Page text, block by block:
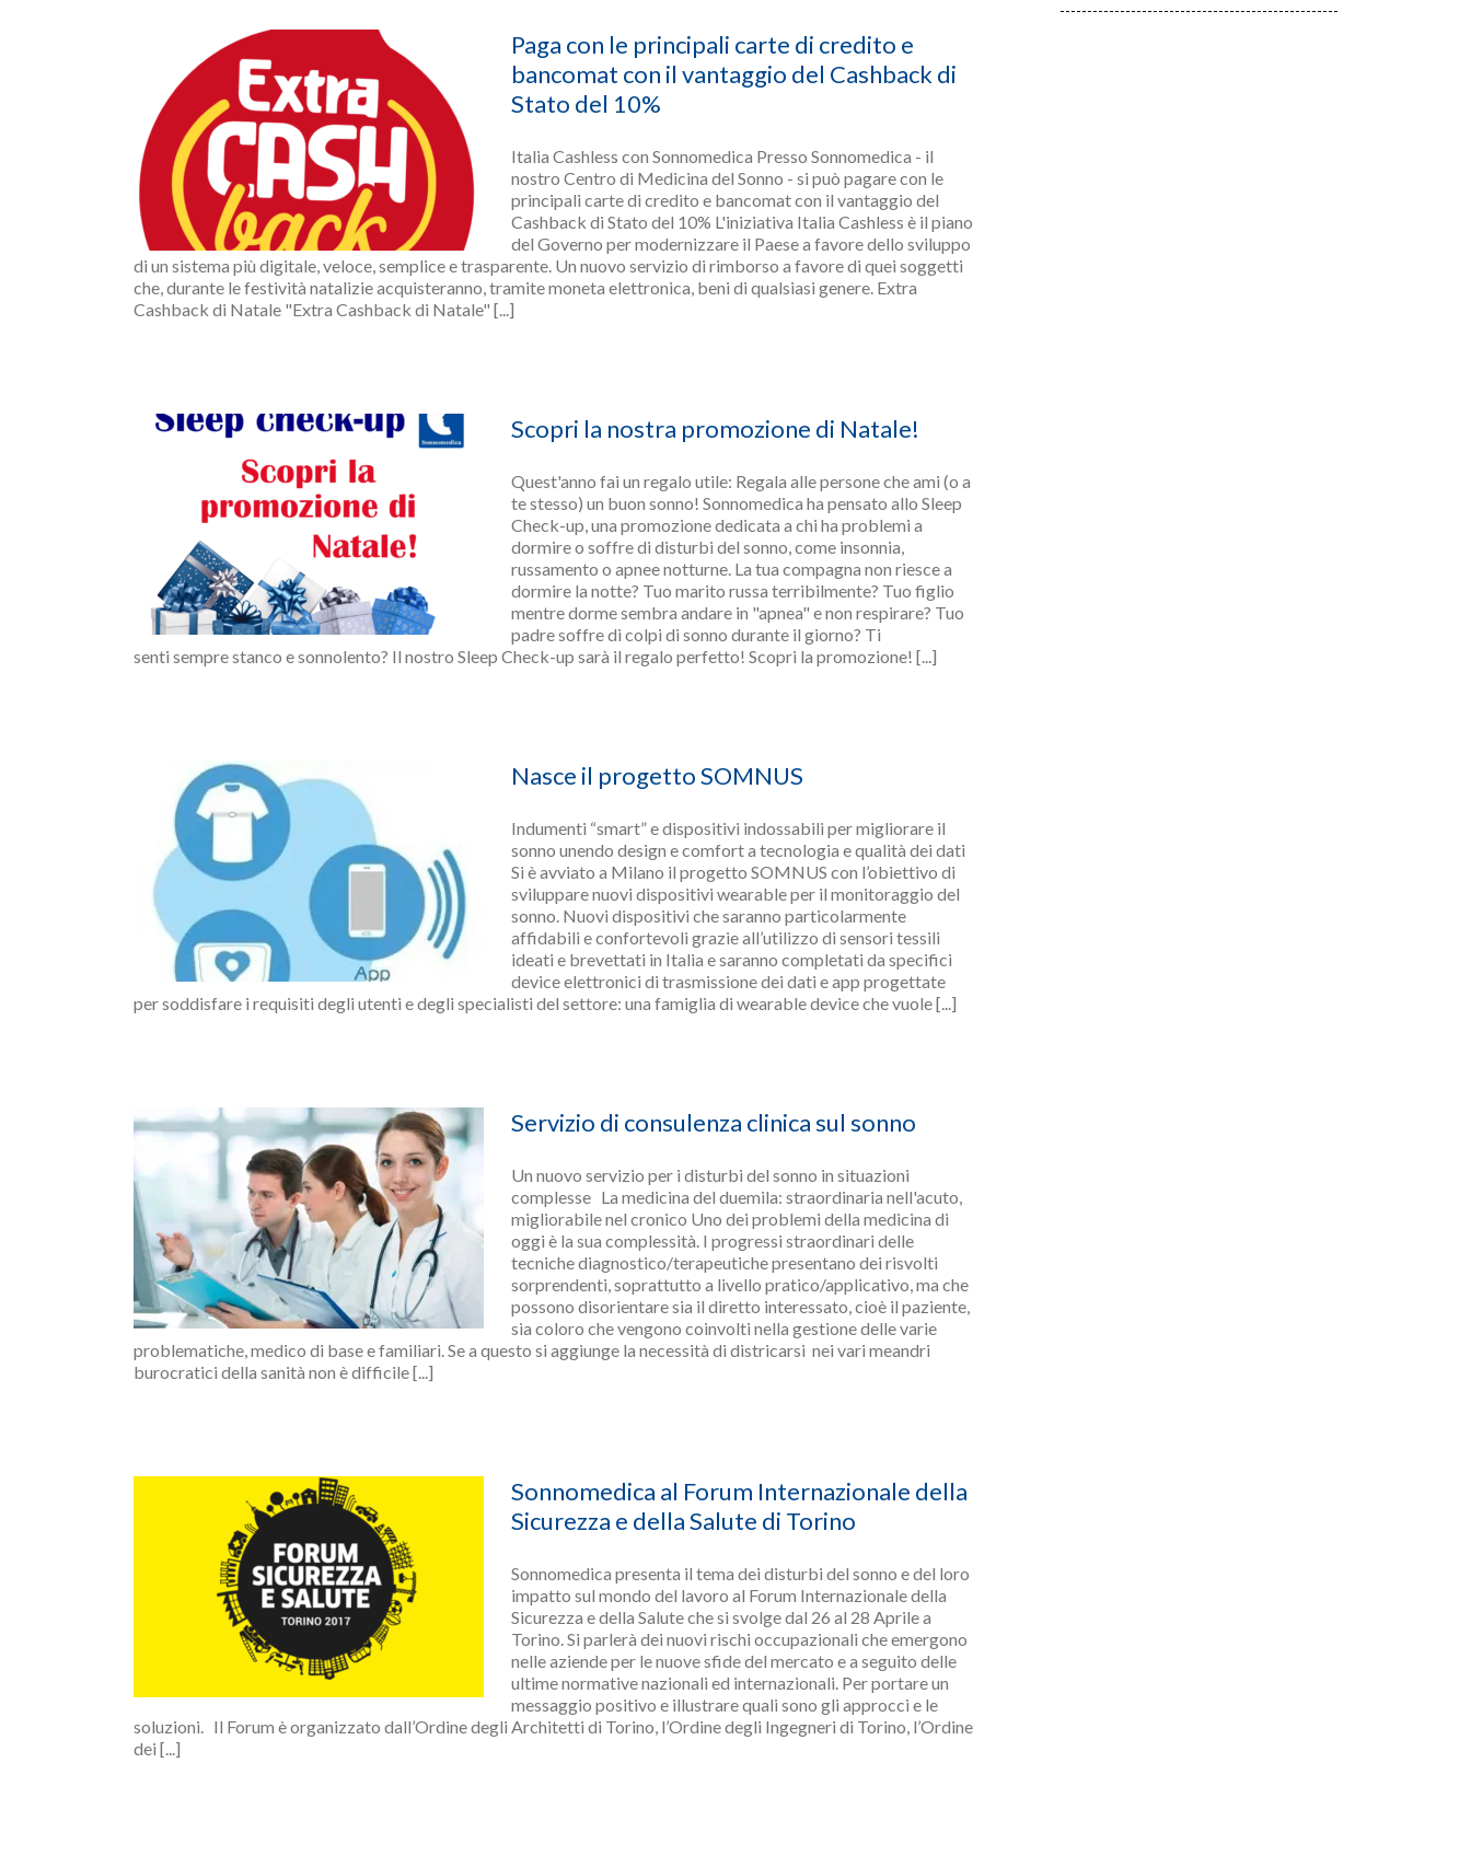
Paga con le principali carte di credito e
bancomat con il vantaggio del Cashback di
Stato del 10%
Italia Cashless con Sonnomedica Presso Sonnomedica - il
nostro Centro di Medicina del Sonno - si può pagare con le
principali carte di credito e bancomat con il vantaggio del
Cashback di Stato del 10% L'iniziativa Italia Cashless è il piano
del Governo per modernizzare il Paese a favore dello sviluppo
di un sistema più digitale, veloce, semplice e trasparente. Un nuovo servizio di rimborso a favore di quei soggetti
che, durante le festività natalizie acquisteranno, tramite moneta elettronica, beni di qualsiasi genere. Extra
Cashback di Natale "Extra Cashback di Natale" [...]
Scopri la nostra promozione di Natale!
Quest'anno fai un regalo utile: Regala alle persone che ami (o a
te stesso) un buon sonno! Sonnomedica ha pensato allo Sleep
Check-up, una promozione dedicata a chi ha problemi a
dormire o soffre di disturbi del sonno, come insonnia,
russamento o apnee notturne. La tua compagna non riesce a
dormire la notte? Tuo marito russa terribilmente? Tuo figlio
mentre dorme sembra andare in "apnea" e non respirare? Tuo
padre soffre di colpi di sonno durante il giorno? Ti
senti sempre stanco e sonnolento? Il nostro Sleep Check-up sarà il regalo perfetto! Scopri la promozione! [...]
Nasce il progetto SOMNUS
Indumenti “smart” e dispositivi indossabili per migliorare il
sonno unendo design e comfort a tecnologia e qualità dei dati
Si è avviato a Milano il progetto SOMNUS con l’obiettivo di
sviluppare nuovi dispositivi wearable per il monitoraggio del
sonno. Nuovi dispositivi che saranno particolarmente
affidabili e confortevoli grazie all’utilizzo di sensori tessili
ideati e brevettati in Italia e saranno completati da specifici
device elettronici di trasmissione dei dati e app progettate
per soddisfare i requisiti degli utenti e degli specialisti del settore: una famiglia di wearable device che vuole [...]
Servizio di consulenza clinica sul sonno
Un nuovo servizio per i disturbi del sonno in situazioni
complesse La medicina del duemila: straordinaria nell'acuto,
migliorabile nel cronico Uno dei problemi della medicina di
oggi è la sua complessità. I progressi straordinari delle
tecniche diagnostico/terapeutiche presentano dei risvolti
sorprendenti, soprattutto a livello pratico/applicativo, ma che
possono disorientare sia il diretto interessato, cioè il paziente,
sia coloro che vengono coinvolti nella gestione delle varie
problematiche, medico di base e familiari. Se a questo si aggiunge la necessità di districarsi nei vari meandri
burocratici della sanità non è difficile [...]
Sonnomedica al Forum Internazionale della
Sicurezza e della Salute di Torino
Sonnomedica presenta il tema dei disturbi del sonno e del loro
impatto sul mondo del lavoro al Forum Internazionale della
Sicurezza e della Salute che si svolge dal 26 al 28 Aprile a
Torino. Si parlerà dei nuovi rischi occupazionali che emergono
nelle aziende per le nuove sfide del mercato e a seguito delle
ultime normative nazionali ed internazionali. Per portare un
messaggio positivo e illustrare quali sono gli approcci e le
soluzioni. Il Forum è organizzato dall’Ordine degli Architetti di Torino, l’Ordine degli Ingegneri di Torino, l’Ordine
dei [...]